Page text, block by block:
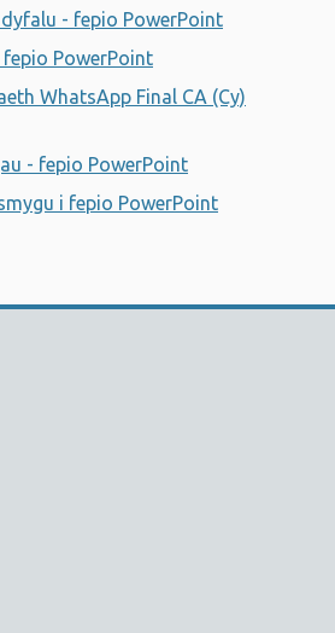
- fepio PowerPoint
fepio PowerPoint
WhatsApp Final CA (Cy)
- fepio PowerPoint
i fepio PowerPoint
Iechyd